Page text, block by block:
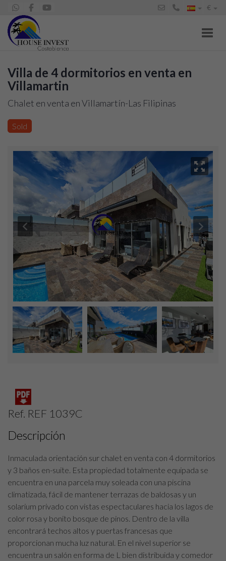
€
Villa de 4 dormitorios en venta en
Villamartin
Chalet en venta en Villamartín-Las Filipinas
Sold
Ref. REF 1039C
Descripción
Inmaculada orientación sur chalet en venta con 4 dormitorios
y 3 baños en-suite. Esta propiedad totalmente equipada se
encuentra en una parcela muy soleada con una piscina
climatizada, fácil de mantener terrazas de baldosas y un
solarium privado con vistas espectaculares hacia los lagos de
color rosa y bonito bosque de pinos. Dentro de la villa
encontrará techos altos y puertas francesas que
proporcionan mucha luz natural. En el nivel superior se
encuentra un salón en forma de L bien distribuida y comedor